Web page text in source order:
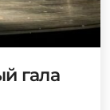
гала